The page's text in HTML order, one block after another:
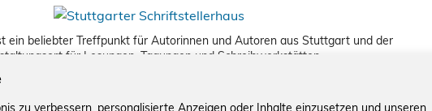
zu verbessern, personalisierte Anzeigen oder Inhalte einzusetzen und unseren
ein beliebter Treffpunkt für Autorinnen und Autoren aus Stuttgart und der
für Lesungen, Tagungen und Schreibwerkstätten.